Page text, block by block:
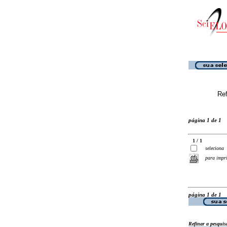
página 1 de 1
1 / 1
seleciona
para
página 1 de 1
Refinar a